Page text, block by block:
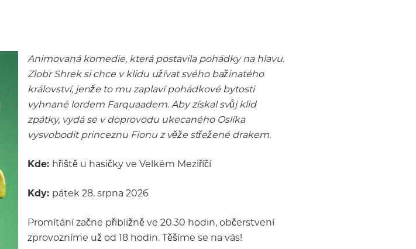
Animovaná komedie, která postavila pohádky na hlavu.
Zlobr Shrek si chce v klidu užívat svého bažinatého
království, jenže to mu zaplaví pohádkové bytosti
vyhnané lordem Farquaadem. Aby získal svůj klid
zpátky, vydá se v doprovodu ukecaného Oslíka
vysvobodit princeznu Fionu z věže střežené drakem.
Kde: hřiště u hasičky ve Velkém Meziříčí
Kdy: pátek 28. srpna 2026
Promítání začne přibližně ve 20.30 hodin, občerstvení
zprovozníme už od 18 hodin. Těšíme se na vás!